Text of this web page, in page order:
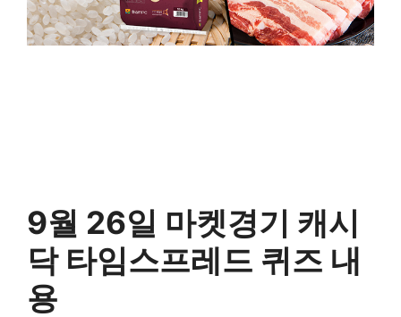
9월 26일 마켓경기 캐시
닥 타임스프레드 퀴즈 내
용